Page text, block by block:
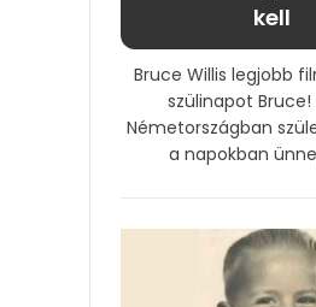
kell
Bruce Willis legjobb
szülinapot Bruce!
Németországban
a napokban